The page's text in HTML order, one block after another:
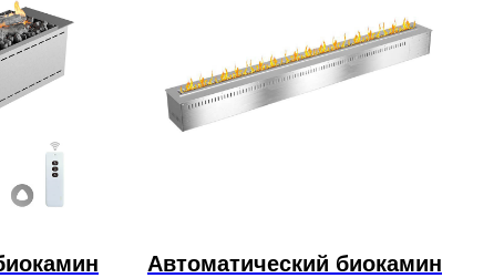
Автоматический биокамин